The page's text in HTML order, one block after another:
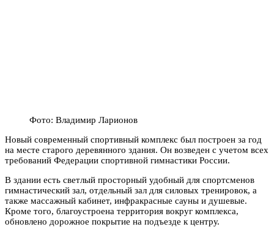
Фото: Владимир Ларионов
Новый современный спортивный комплекс был построен за год
на месте старого деревянного здания. Он возведен с учетом всех
требований Федерации спортивной гимнастики России.
В здании есть светлый просторный удобный для спортсменов
гимнастический зал, отдельный зал для силовых тренировок, а
также массажный кабинет, инфракрасные сауны и душевые.
Кроме того, благоустроена территория вокруг комплекса,
обновлено дорожное покрытие на подъезде к центру.